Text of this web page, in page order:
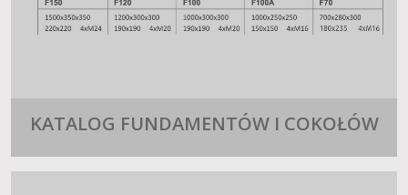
KATALOG FUNDAMENTÓW I COKOŁÓW